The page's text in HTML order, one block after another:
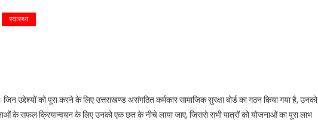
स्वास्थ्य
उद्देश्यों को पूरा करने के लिए उत्तराखण्ड असंगठित कर्मकार सामाजिक सुरक्षा बोर्ड का गठन किया गया है, उनको
के सफल क्रियान्वयन के लिए उनको एक छत के नीचे लाया जाए, जिससे सभी पात्रों को योजनाओं का पूरा लाभ